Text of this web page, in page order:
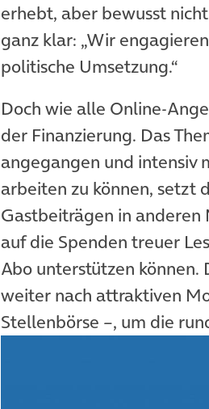
erhebt, aber bewusst
ganz klar: „Wir
politische Umsetzung.“
Doch wie alle Online-
der Finanzierung. Das
angegangen und intensiv
arbeiten zu können, setzt
Gastbeiträgen in
auf die Spenden treuer
Abo unterstützen können.
weiter nach attraktiven
Stellenbörse –, um die